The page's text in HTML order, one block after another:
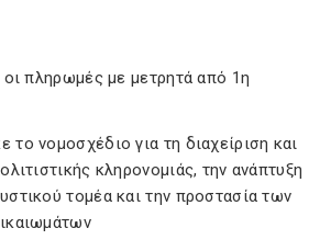
οι πληρωμές με μετρητά από 1η
το νομοσχέδιο για τη διαχείριση και
κληρονομιάς, την ανάπτυξη
τομέα και την προστασία των